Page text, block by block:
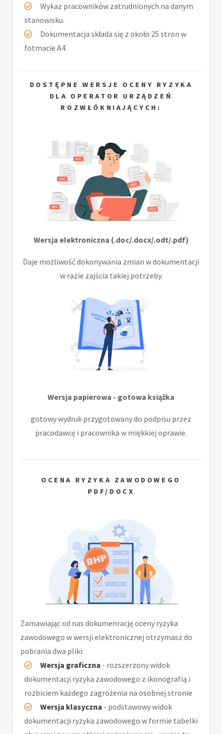
Wykaz pracowników zatrudnionych na danym
stanowisku.
Dokumentacja składa się z około 25 stron w
fotmacie A4.
DOSTĘPNE WERSJE OCENY RYZYKA
DLA OPERATOR URZĄDZEŃ
ROZWŁÓKNIAJĄCYCH:
Wersja elektroniczna (.doc/.docx/.odt/.pdf)
Daje możliwość dokonywania zmian w dokumentacji
w razie zajścia takiej potrzeby.
Wersja papierowa - gotowa książka
gotowy wydruk przygotowany do podpisu przez
pracodawcę i pracownika w miękkiej oprawie.
OCENA RYZYKA ZAWODOWEGO
PDF/DOCX
Zamawiając od nas dokumenrację oceny ryzyka
zawodowego w wersji elektronicznej otrzymasz do
pobrania dwa pliki:
Wersja graficzna - rozszerzony widok
dokumentacji ryzyka zawodowego z ikonografią i
rozbiciem każdego zagrożenia na osobnej stronie
Wersja klasyczna - podstawowy widok
dokumentacji ryzyka zawodowego w formie tabelki